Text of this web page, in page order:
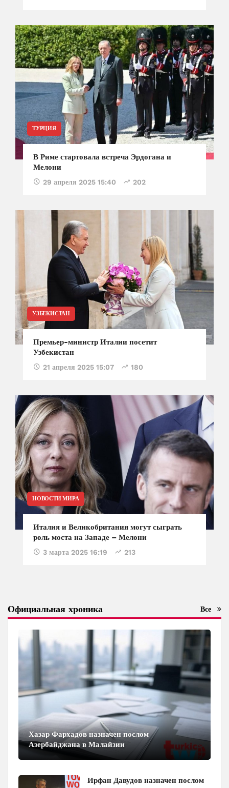
ТУРЦИЯ
В Риме стартовала встреча Эрдогана и
Мелони
29 апреля 2025 15:40 202
УЗБЕКИСТАН
Премьер-министр Италии посетит
Узбекистан
21 апреля 2025 15:07 180
НОВОСТИ МИРА
Италия и Великобритания могут сыграть
роль моста на Западе – Мелони
3 марта 2025 16:19 213
Официальная хроника Все
Хазар Фархадов назначен послом
Азербайджана в Малайзии
Ирфан Давудов назначен послом